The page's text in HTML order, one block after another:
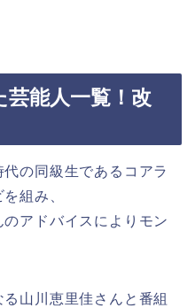
能人一覧！改
代の同級生であるコアラ
組み、
アドバイスによりモン
山川恵里佳さんと番組